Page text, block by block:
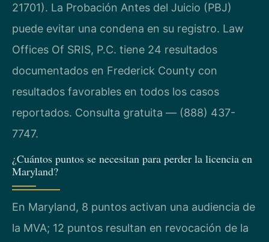
21701). La Probación Antes del Juicio (PBJ)
puede evitar una condena en su registro. Law
Offices Of SRIS, P.C. tiene 24 resultados
documentados en Frederick County con
resultados favorables en todos los casos
reportados. Consulta gratuita — (888) 437-
7747.
¿Cuántos puntos se necesitan para perder la licencia en
Maryland?
En Maryland, 8 puntos activan una audiencia de
la MVA; 12 puntos resultan en revocación de la